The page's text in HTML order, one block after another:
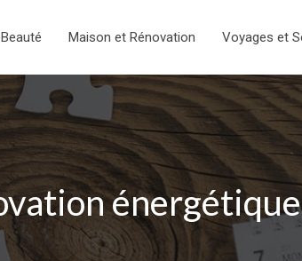
Beauté Maison et Rénovation Voyages et